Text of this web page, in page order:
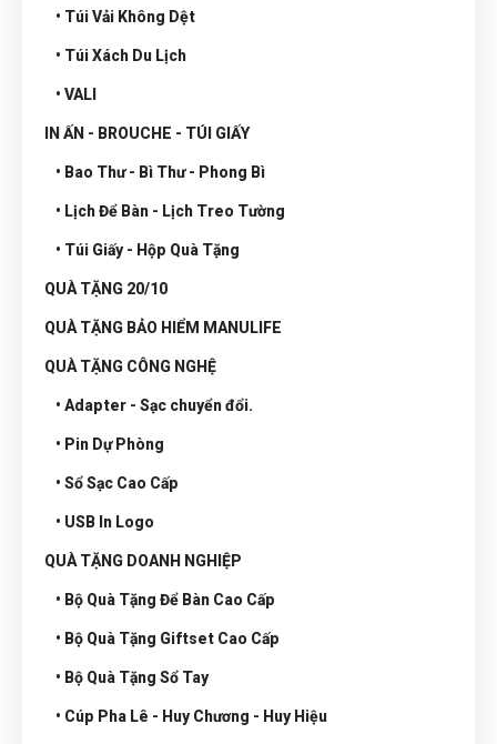
• Túi Vải Không Dệt
• Túi Xách Du Lịch
• VALI
IN ẤN - BROUCHE - TÚI GIẤY
• Bao Thư - Bì Thư - Phong Bì
• Lịch Để Bàn - Lịch Treo Tường
• Túi Giấy - Hộp Quà Tặng
QUÀ TẶNG 20/10
QUÀ TẶNG BẢO HIỂM MANULIFE
QUÀ TẶNG CÔNG NGHỆ
• Adapter - Sạc chuyển đổi.
• Pin Dự Phòng
• Sổ Sạc Cao Cấp
• USB In Logo
QUÀ TẶNG DOANH NGHIỆP
• Bộ Quà Tặng Để Bàn Cao Cấp
• Bộ Quà Tặng Giftset Cao Cấp
• Bộ Quà Tặng Sổ Tay
• Cúp Pha Lê - Huy Chương - Huy Hiệu